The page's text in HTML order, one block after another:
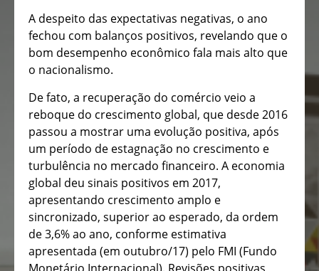
A despeito das expectativas negativas, o ano
fechou com balanços positivos, revelando que o
bom desempenho econômico fala mais alto que
o nacionalismo.
De fato, a recuperação do comércio veio a
reboque do crescimento global, que desde 2016
passou a mostrar uma evolução positiva, após
um período de estagnação no crescimento e
turbulência no mercado financeiro. A economia
global deu sinais positivos em 2017,
apresentando crescimento amplo e
sincronizado, superior ao esperado, da ordem
de 3,6% ao ano, conforme estimativa
apresentada (em outubro/17) pelo FMI (Fundo
Monetário Internacional). Revisões positivas